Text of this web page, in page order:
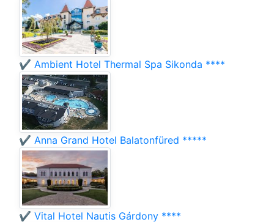
✔️ Ambient Hotel Thermal Spa Sikonda ****
✔️ Anna Grand Hotel Balatonfüred *****
✔️ Vital Hotel Nautis Gárdony ****